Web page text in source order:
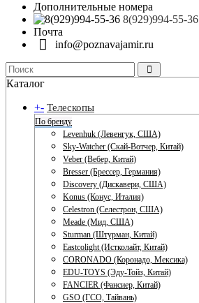
Дополнительные номера
8(929)994-55-36
Почта
info@poznavajamir.ru
Каталог
+- Телескопы
По бренду
Levenhuk (Левенгук, США)
Sky-Watcher (Скай-Вотчер, Китай)
Veber (Вебер, Китай)
Bresser (Брессер, Германия)
Discovery (Дискавери, США)
Konus (Конус, Италия)
Celestron (Селестрон, США)
Meade (Мид, США)
Sturman (Штурман, Китай)
Eastcolight (Истколайт, Китай)
CORONADO (Коронадо, Мексика)
EDU-TOYS (Эду-Тойз, Китай)
FANCIER (Фансиер, Китай)
GSO (ГСО, Тайвань)